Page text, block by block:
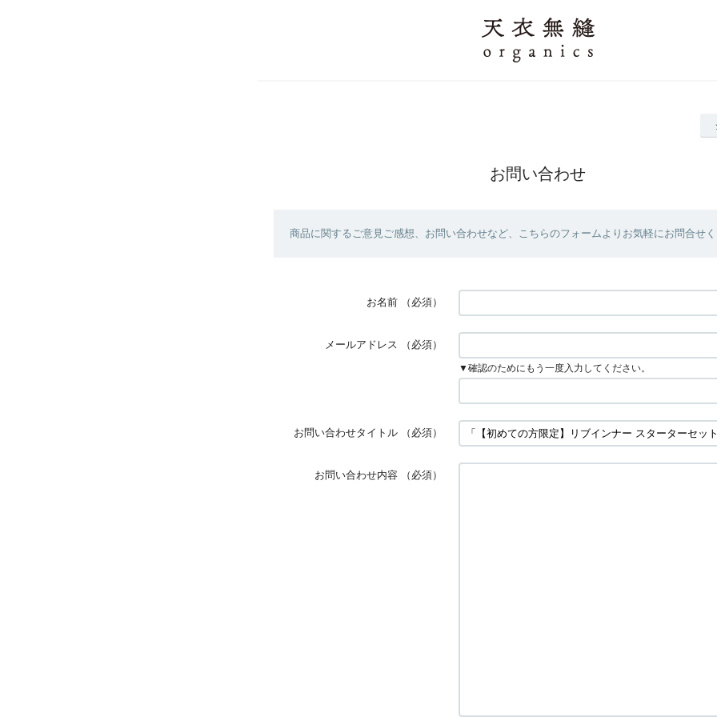
お問い合わせ
商品に関するご意見ご感想、お問い合わせなど、こちらのフォームよりお気軽にお問合せく
お名前 （必須）
メールアドレス （必須）
▼確認のためにもう一度入力してください。
お問い合わせタイトル （必須）
お問い合わせ内容 （必須）